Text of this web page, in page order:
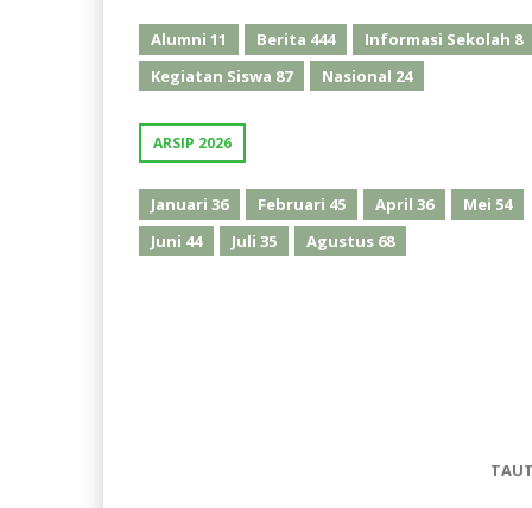
Alumni 11 Berita 444 Informasi Sekolah 8
Kegiatan Siswa 87 Nasional 24
ARSIP 2026
Januari 36 Februari 45 April 36 Mei 54
Juni 44 Juli 35 Agustus 68